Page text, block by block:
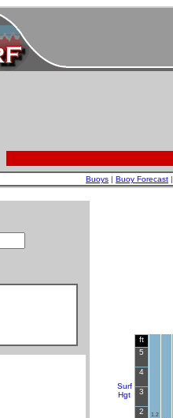
Buoys | Buoy Forecast |
Surf
Hgt
ft
5
4
3
2
1.2